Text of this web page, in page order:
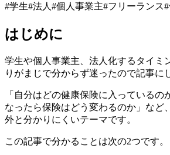
#学生#法人 #個人事業主#フリーランス#
はじめに
学生や個人事業主、法人化するタイミ
りがまじで分からず迷ったので記事に
「自分はどの健康保険に入っているの
なったら保険はどう変わるのか」など
外と分かりにくいテーマです。
この記事で分かることは次の2つです。